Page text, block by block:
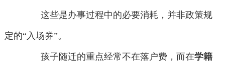
这些是办事过程中的必要消耗，并非政策规
定的“入场券”。
孩子随迁的重点经常不在落户费，而在学籍